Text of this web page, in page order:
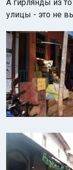
А гирлянды из
улицы - это не